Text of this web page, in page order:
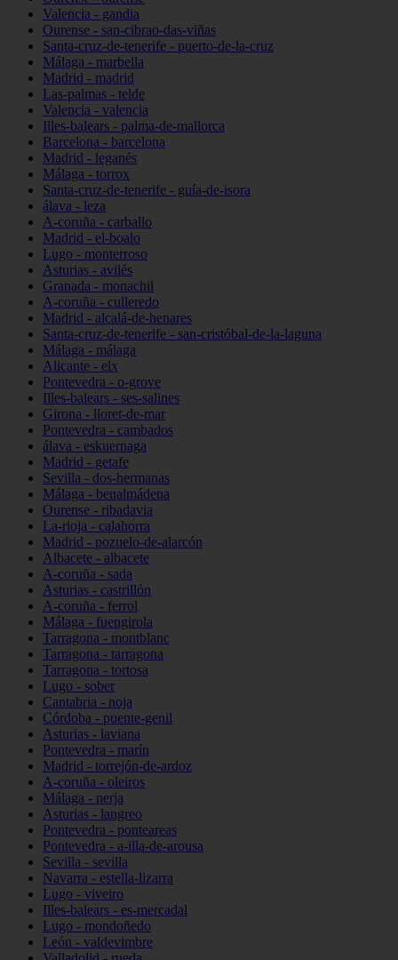
Valencia - gandia
Ourense - san-cibrao-das-viñas
Santa-cruz-de-tenerife - puerto-de-la-cruz
Málaga - marbella
Madrid - madrid
Las-palmas - telde
Valencia - valencia
Illes-balears - palma-de-mallorca
Barcelona - barcelona
Madrid - leganés
Málaga - torrox
Santa-cruz-de-tenerife - guía-de-isora
álava - leza
A-coruña - carballo
Madrid - el-boalo
Lugo - monterroso
Asturias - avilés
Granada - monachil
A-coruña - culleredo
Madrid - alcalá-de-henares
Santa-cruz-de-tenerife - san-cristóbal-de-la-laguna
Málaga - málaga
Alicante - elx
Pontevedra - o-grove
Illes-balears - ses-salines
Girona - lloret-de-mar
Pontevedra - cambados
álava - eskuernaga
Madrid - getafe
Sevilla - dos-hermanas
Málaga - benalmádena
Ourense - ribadavia
La-rioja - calahorra
Madrid - pozuelo-de-alarcón
Albacete - albacete
A-coruña - sada
Asturias - castrillón
A-coruña - ferrol
Málaga - fuengirola
Tarragona - montblanc
Tarragona - tarragona
Tarragona - tortosa
Lugo - sober
Cantabria - noja
Córdoba - puente-genil
Asturias - laviana
Pontevedra - marín
Madrid - torrejón-de-ardoz
A-coruña - oleiros
Málaga - nerja
Asturias - langreo
Pontevedra - ponteareas
Pontevedra - a-illa-de-arousa
Sevilla - sevilla
Navarra - estella-lizarra
Lugo - viveiro
Illes-balears - es-mercadal
Lugo - mondoñedo
León - valdevimbre